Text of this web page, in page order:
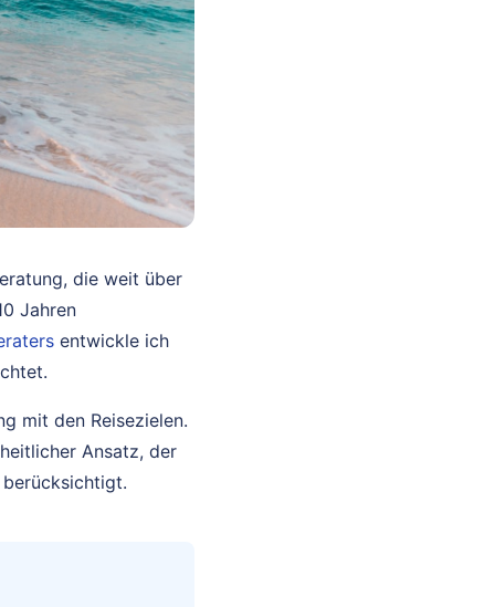
die weit über
Jahren
entwickle ich
mit den Reisezielen.
Ansatz, der